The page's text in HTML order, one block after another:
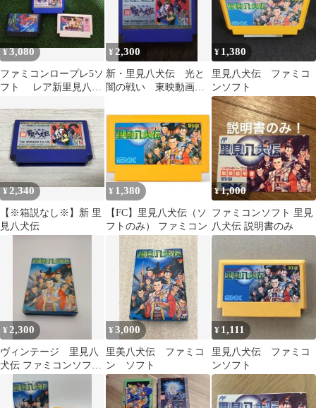
¥3,080
ファミコンロープレ5ソ
フト レア新里見八犬
ル桃太郎伝説他
¥ 2,300
新・里見八犬伝 光と
闇の戦い 東映動画フ
¥ 1,380
里見八犬伝 ファミコ
ンソフト
¥2,340
【※箱説なし※】新 里
見八犬伝
¥ 1,380
【FC】里見八犬伝（ソ
フトのみ） ファミコン
¥1,000
ファミコンソフト 里見
八犬伝 説明書のみ
¥ 2,300
ヴィンテージ 里見八
犬伝 ファミコンソフ
ト FC SNK 外箱 説
明書 ソフト
¥3,000
里美八犬伝 ファミコ
ン ソフト
¥ 1,111
里見八犬伝 ファミコ
ンソフト